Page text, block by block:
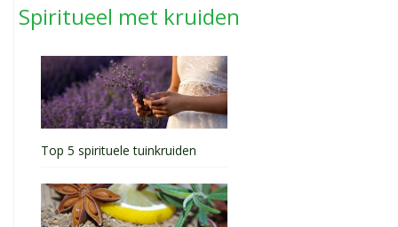
Spiritueel met kruiden
Top 5 spirituele tuinkruiden